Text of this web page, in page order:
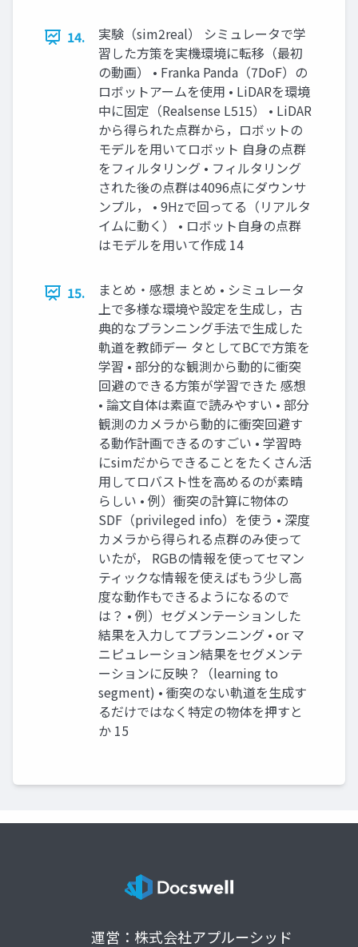
14.
実験（sim2real） シミュレータで学
習した方策を実機環境に転移（最初
の動画） • Franka Panda（7DoF）の
ロボットアームを使用 • LiDARを環境
中に固定（Realsense L515） • LiDAR
から得られた点群から，ロボットの
モデルを用いてロボット 自身の点群
をフィルタリング • フィルタリング
された後の点群は4096点にダウンサ
ンプル， • 9Hzで回ってる（リアルタ
イムに動く） • ロボット自身の点群
はモデルを用いて作成 14
15.
まとめ・感想 まとめ • シミュレータ
上で多様な環境や設定を生成し，古
典的なプランニング手法で生成した
軌道を教師デー タとしてBCで方策を
学習 • 部分的な観測から動的に衝突
回避のできる方策が学習できた 感想
• 論文自体は素直で読みやすい • 部分
観測のカメラから動的に衝突回避す
る動作計画できるのすごい • 学習時
にsimだからできることをたくさん活
用してロバスト性を高めるのが素晴
らしい • 例）衝突の計算に物体の
SDF（privileged info）を使う • 深度
カメラから得られる点群のみ使って
いたが， RGBの情報を使ってセマン
ティックな情報を使えばもう少し高
度な動作もできるようになるので
は？ • 例）セグメンテーションした
結果を入力してプランニング • or マ
ニピュレーション結果をセグメンテ
ーションに反映？（learning to
segment) • 衝突のない軌道を生成す
るだけではなく特定の物体を押すと
か 15
運営：株式会社アプルーシッド